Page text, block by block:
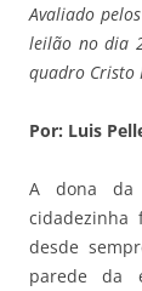
Avaliado
leilão no dia
quadro Cristo
Por: Luis
A dona da
cidadezinha
desde
parede da